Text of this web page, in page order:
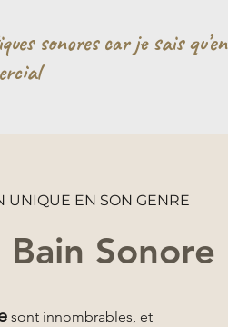
sonores car je sais qu’en
UNIQUE EN SON GENRE
Sonore
sont innombrables, et